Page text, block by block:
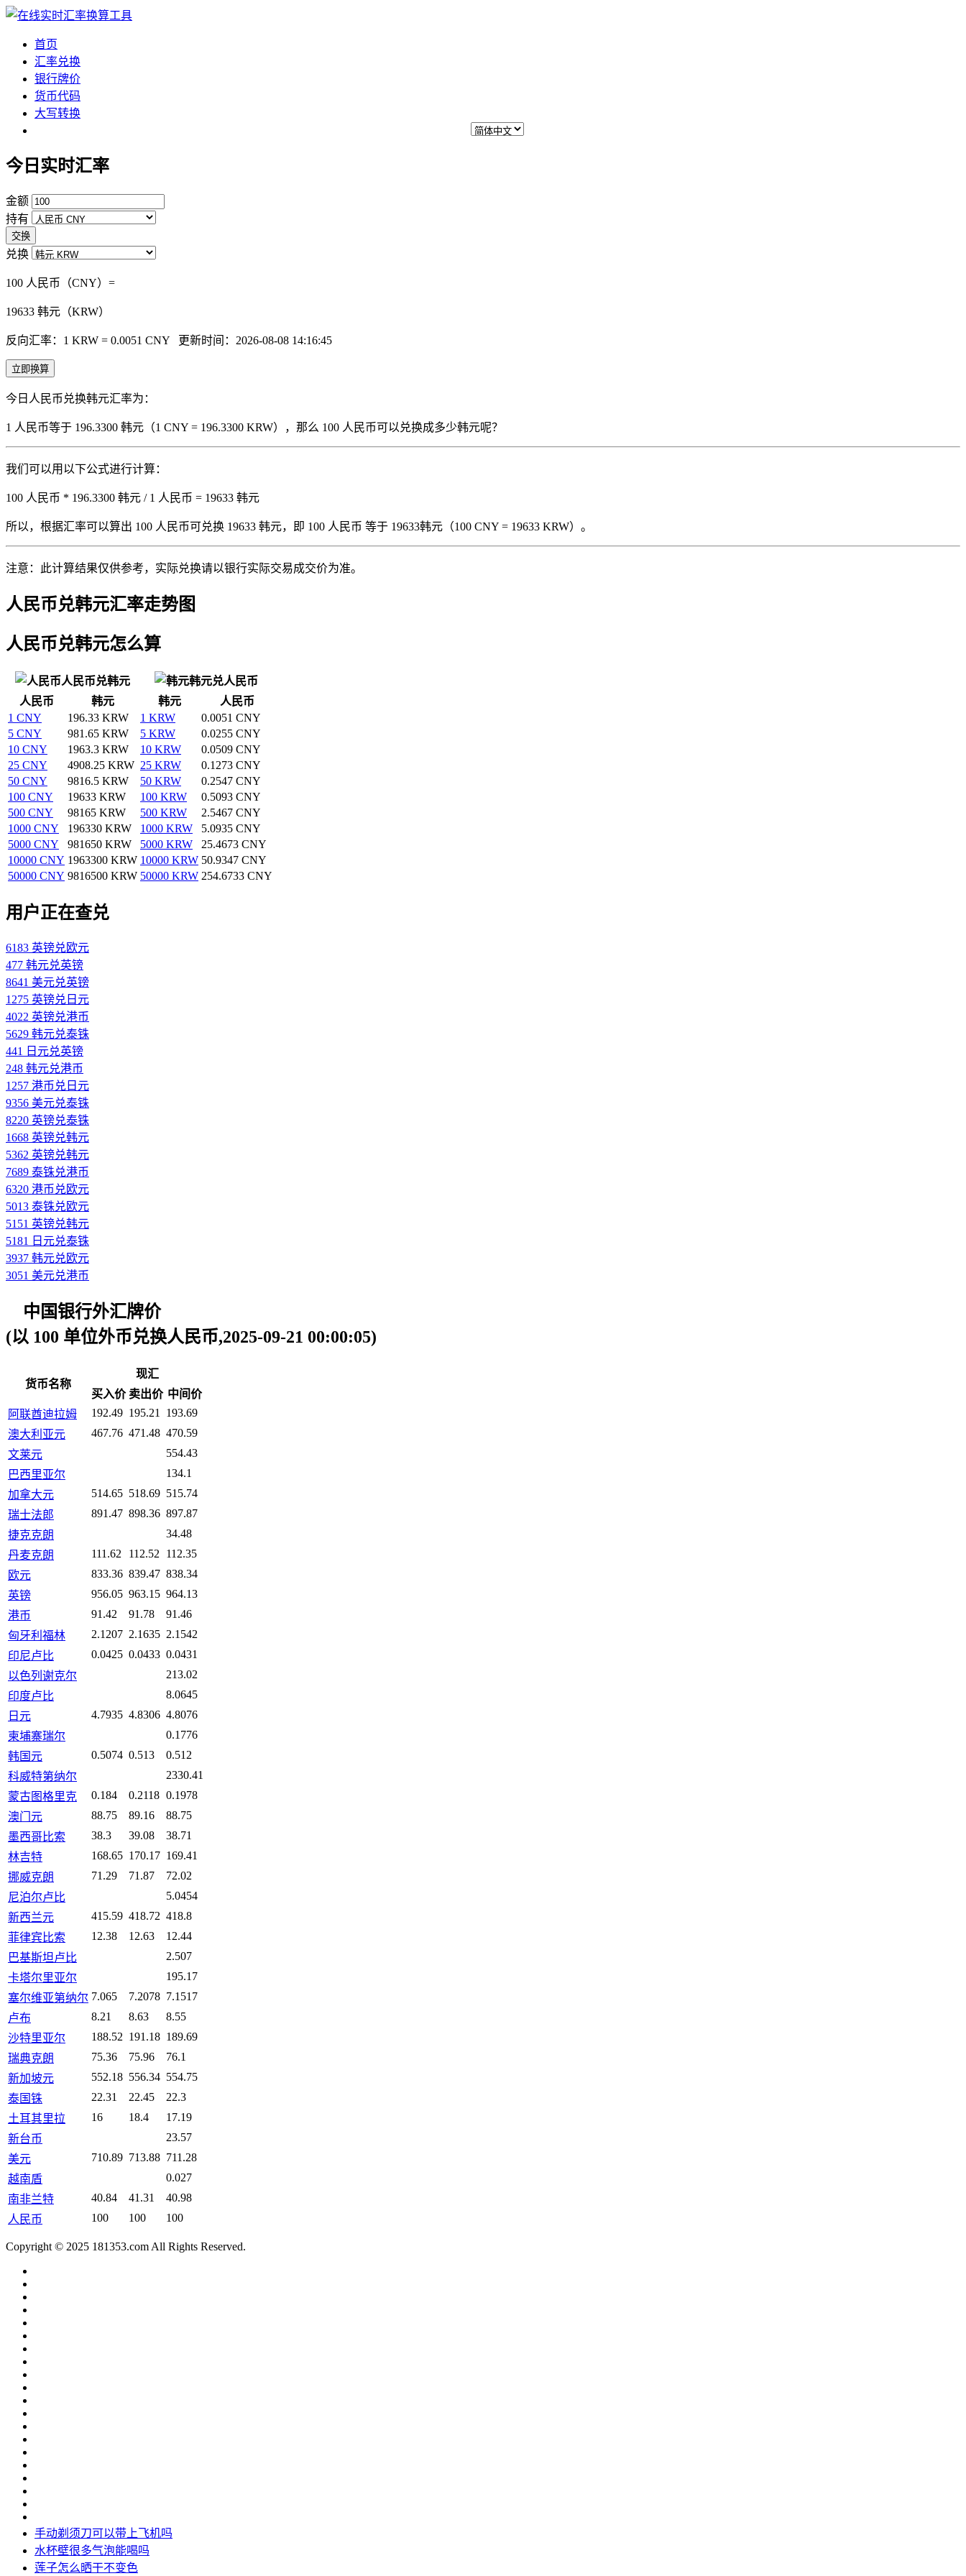
首页
汇率兑换
银行牌价
货币代码
大写转换
今日实时汇率
金额
持有
交换
兑换
100 人民币（CNY）=
19633 韩元（KRW）
反向汇率：1 KRW = 0.0051 CNY 更新时间：2026-08-08 14:16:45
立即换算
今日人民币兑换韩元汇率为：
1 人民币等于 196.3300 韩元（1 CNY = 196.3300 KRW），那么 100 人民币可以兑换成多少韩元呢？
我们可以用以下公式进行计算：
100 人民币 * 196.3300 韩元 / 1 人民币 = 19633 韩元
所以，根据汇率可以算出 100 人民币可兑换 19633 韩元，即 100 人民币 等于 19633韩元（100 CNY = 19633 KRW）。
注意：此计算结果仅供参考，实际兑换请以银行实际交易成交价为准。
人民币兑韩元汇率走势图
人民币兑韩元怎么算
人民币兑韩元
韩元兑人民币
人民币
韩元 韩元
人民币
1 CNY
196.33 KRW 1 KRW
0.0051 CNY
5 CNY
981.65 KRW 5 KRW
0.0255 CNY
10 CNY
1963.3 KRW 10 KRW
0.0509 CNY
25 CNY
4908.25 KRW 25 KRW
0.1273 CNY
50 CNY
9816.5 KRW 50 KRW
0.2547 CNY
100 CNY
19633 KRW 100 KRW
0.5093 CNY
500 CNY
98165 KRW 500 KRW
2.5467 CNY
1000 CNY
196330 KRW 1000 KRW
5.0935 CNY
5000 CNY
981650 KRW 5000 KRW
25.4673 CNY
10000 CNY 1963300 KRW 10000 KRW 50.9347 CNY
50000 CNY 9816500 KRW 50000 KRW 254.6733 CNY
用户正在查兑
6183 英镑兑欧元
477 韩元兑英镑
8641 美元兑英镑
1275 英镑兑日元
4022 英镑兑港币
5629 韩元兑泰铢
441 日元兑英镑
248 韩元兑港币
1257 港币兑日元
9356 美元兑泰铢
8220 英镑兑泰铢
1668 英镑兑韩元
5362 英镑兑韩元
7689 泰铢兑港币
6320 港币兑欧元
5013 泰铢兑欧元
5151 英镑兑韩元
5181 日元兑泰铢
3937 韩元兑欧元
3051 美元兑港币
中国银行外汇牌价
(以 100 单位外币兑换人民币,2025-09-21 00:00:05)
货币名称
现汇
买入价 卖出价 中间价
阿联酋迪拉姆
192.49 195.21
193.69
澳大利亚元
467.76 471.48 470.59
文莱元
554.43
巴西里亚尔
134.1
加拿大元
514.65 518.69 515.74
瑞士法郎
891.47 898.36 897.87
捷克克朗
34.48
丹麦克朗
111.62 112.52
112.35
欧元
833.36 839.47 838.34
英镑
956.05 963.15 964.13
港币
91.42 91.78
91.46
匈牙利福林
2.1207 2.1635 2.1542
印尼卢比
0.0425 0.0433 0.0431
以色列谢克尔
213.02
印度卢比
8.0645
日元
4.7935 4.8306 4.8076
柬埔寨瑞尔
0.1776
韩国元
0.5074 0.513
0.512
科威特第纳尔
2330.41
蒙古图格里克
0.184 0.2118 0.1978
澳门元
88.75 89.16
88.75
墨西哥比索
38.3 39.08
38.71
林吉特
168.65 170.17 169.41
挪威克朗
71.29 71.87
72.02
尼泊尔卢比
5.0454
新西兰元
415.59 418.72 418.8
菲律宾比索
12.38 12.63
12.44
巴基斯坦卢比
2.507
卡塔尔里亚尔
195.17
塞尔维亚第纳尔 7.065 7.2078 7.1517
卢布
8.21 8.63
8.55
沙特里亚尔
188.52 191.18 189.69
瑞典克朗
75.36 75.96
76.1
新加坡元
552.18 556.34 554.75
泰国铢
22.31 22.45
22.3
土耳其里拉
16 18.4
17.19
新台币
23.57
美元
710.89 713.88 711.28
越南盾
0.027
南非兰特
40.84 41.31
40.98
人民币
100 100 100
Copyright © 2025 181353.com All Rights Reserved.
手动剃须刀可以带上飞机吗
水杯壁很多气泡能喝吗
莲子怎么晒干不变色